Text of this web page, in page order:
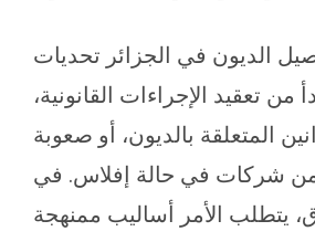
الديون في الجزائر تحديات
من تعقيد الإجراءات القانونية،
المتعلقة بالديون، أو صعوبة
شركات في حالة إفلاس. في
يتطلب الأمر أساليب ممنهجة